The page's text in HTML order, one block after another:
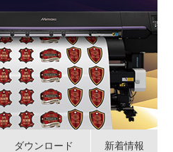
ダウンロード 新着情報